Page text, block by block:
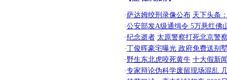
·萨达姆绞刑录像公布 天下头条
·公安部发A级通缉令 5万悬红佛
·纪念逝者 太原警察打死北京警
·丁俊晖豪宅曝光 政府免费送别
·野生东北虎咬死黄牛 十大假新
·专家辩论伪科学废留现场混乱